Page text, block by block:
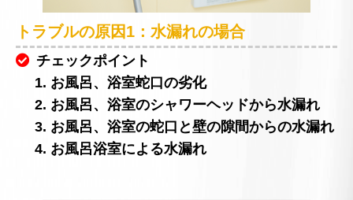
トラブルの原因1：水漏れの場合
チェックポイント
1. お風呂、浴室蛇口の劣化
2. お風呂、浴室のシャワーヘッドから水漏れ
3. お風呂、浴室の蛇口と壁の隙間からの水漏れ
4. お風呂浴室による水漏れ